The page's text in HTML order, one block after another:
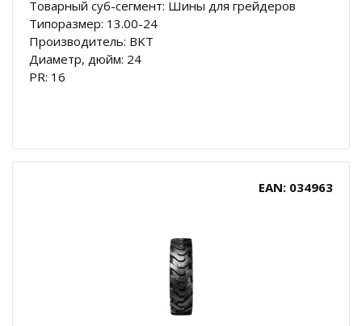
Товарный суб-сегмент: Шины для грейдеров
Типоразмер: 13.00-24
Производитель: BKT
Диаметр, дюйм: 24
PR: 16
EAN: 034963